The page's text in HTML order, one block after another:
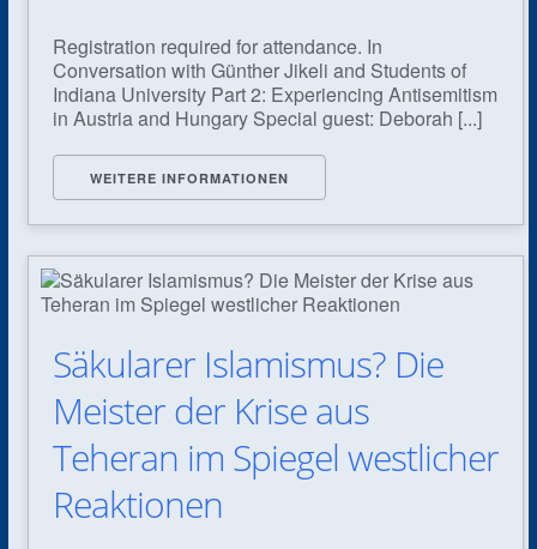
Registration required for attendance. In
Conversation with Günther Jikeli and Students of
Indiana University Part 2: Experiencing Antisemitism
in Austria and Hungary Special guest: Deborah [...]
WEITERE INFORMATIONEN
Säkularer Islamismus? Die
Meister der Krise aus
Teheran im Spiegel westlicher
Reaktionen